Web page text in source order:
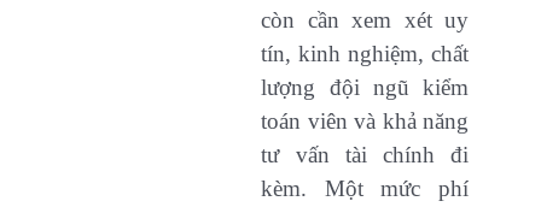
còn cần xem xét uy
tín, kinh nghiệm, chất
lượng đội ngũ kiểm
toán viên và khả năng
tư vấn tài chính đi
kèm. Một mức phí